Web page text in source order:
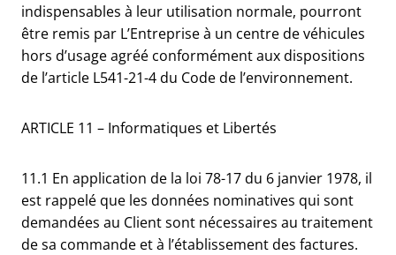
indispensables à leur utilisation normale, pourront
être remis par L’Entreprise à un centre de véhicules
hors d’usage agréé conformément aux dispositions
de l’article L541-21-4 du Code de l’environnement.
ARTICLE 11 – Informatiques et Libertés
11.1 En application de la loi 78-17 du 6 janvier 1978, il
est rappelé que les données nominatives qui sont
demandées au Client sont nécessaires au traitement
de sa commande et à l’établissement des factures.